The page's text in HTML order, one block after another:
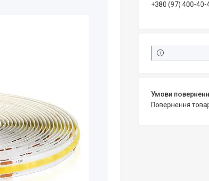
+380 (97) 400-40-
повернення